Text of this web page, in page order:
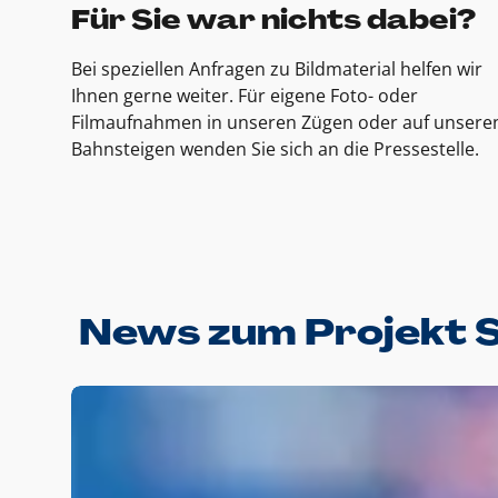
Für Sie war nichts dabei?
Bei speziellen Anfragen zu Bildmaterial helfen wir
Ihnen gerne weiter. Für eigene Foto- oder
Filmaufnahmen in unseren Zügen oder auf
Bahnsteigen wenden Sie sich an die Pressestelle.
News zum Projekt